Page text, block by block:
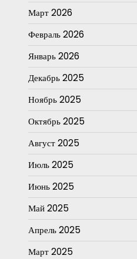
Март 2026
Февраль 2026
Январь 2026
Декабрь 2025
Ноябрь 2025
Октябрь 2025
Август 2025
Июль 2025
Июнь 2025
Май 2025
Апрель 2025
Март 2025